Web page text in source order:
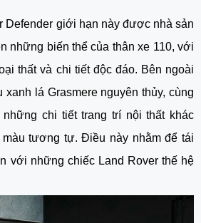
Defender giới hạn này được nhà sản
những biến thể của thân xe 110, với
thất và chi tiết độc đáo. Bên ngoài
lá Grasmere nguyên thủy, cùng
chi tiết trang trí nội thất khác
tương tự. Điều này nhằm để tái
với những chiếc Land Rover thế hệ